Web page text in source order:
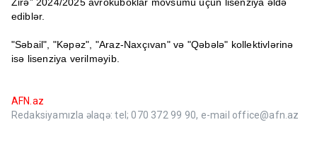
Zirə” 2024/2025 avrokuboklar mövsümü üçün lisenziya əldə
ediblər.
"Səbail", "Kəpəz", "Araz-Naxçıvan" və "Qəbələ" kollektivlərinə
isə lisenziya verilməyib.
AFN.az
Redaksiyamızla əlaqə: tel; 070 372 99 90, e-mail office@afn.az